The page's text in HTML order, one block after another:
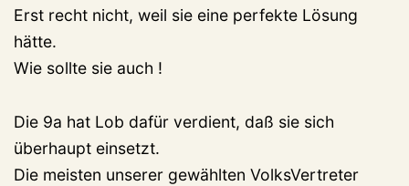
Erst recht nicht, weil sie eine perfekte Lösung
hätte.
Wie sollte sie auch !
Die 9a hat Lob dafür verdient, daß sie sich
überhaupt einsetzt.
Die meisten unserer gewählten VolksVertreter